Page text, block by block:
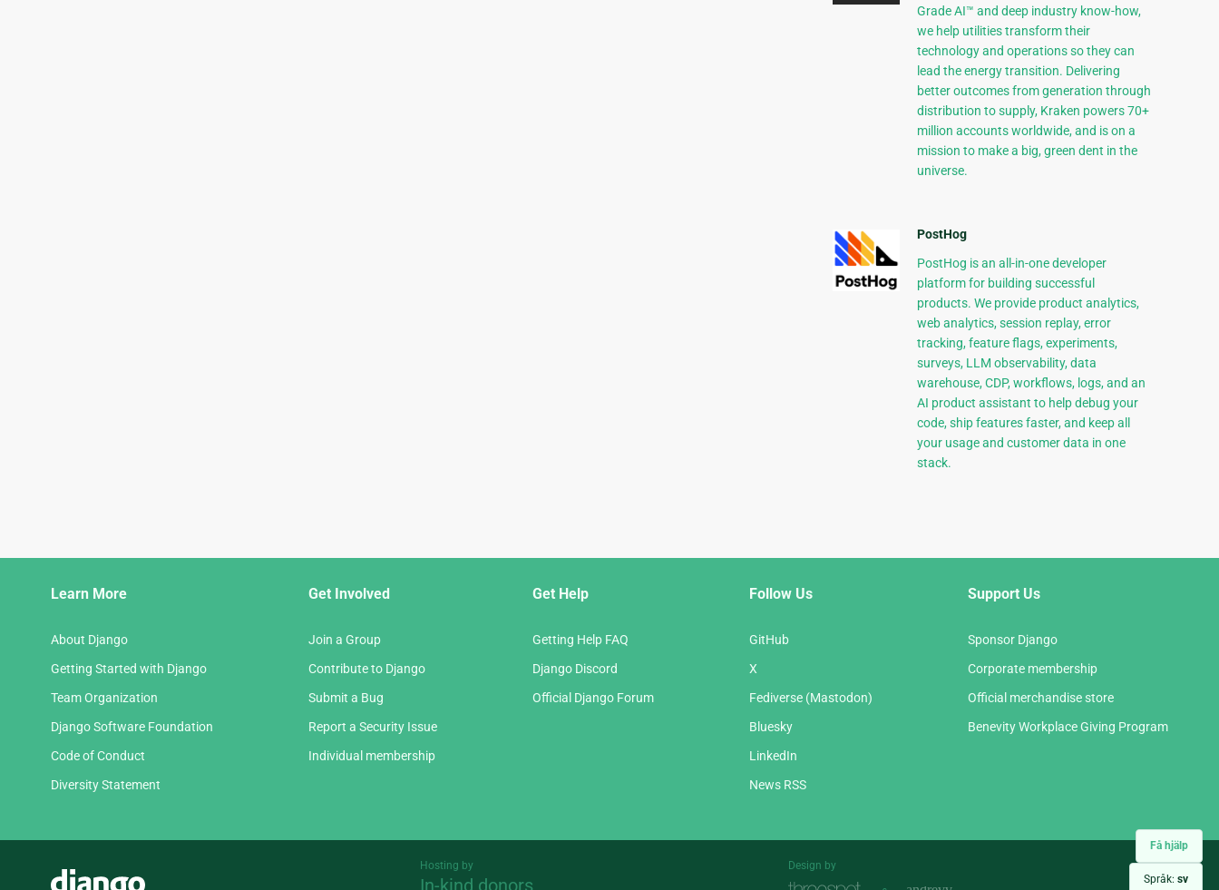
Få hjälp
Språk: sv
Grade AI™ and deep industry know-how,
we help utilities transform their
technology and operations so they can
lead the energy transition. Delivering
better outcomes from generation through
distribution to supply, Kraken powers 70+
million accounts worldwide, and is on a
mission to make a big, green dent in the
universe.
PostHog
PostHog is an all-in-one developer
platform for building successful
products. We provide product analytics,
web analytics, session replay, error
tracking, feature flags, experiments,
surveys, LLM observability, data
warehouse, CDP, workflows, logs, and an
AI product assistant to help debug your
code, ship features faster, and keep all
your usage and customer data in one
stack.
Learn More
About Django
Getting Started with Django
Team Organization
Django Software Foundation
Code of Conduct
Diversity Statement
Get Involved
Join a Group
Contribute to Django
Submit a Bug
Report a Security Issue
Individual membership
Get Help
Getting Help FAQ
Django Discord
Official Django Forum
Follow Us
GitHub
X
Fediverse (Mastodon)
Bluesky
LinkedIn
News RSS
Support Us
Sponsor Django
Corporate membership
Official merchandise store
Benevity Workplace Giving Program
Hosting by
Design by